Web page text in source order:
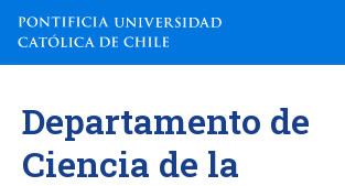
contenido
Departamento de
Ciencia de la